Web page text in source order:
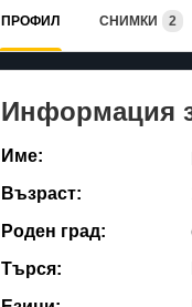
ПРОФИЛ СНИМКИ 2
Информация
Име:
Възраст:
Роден град:
Търся: